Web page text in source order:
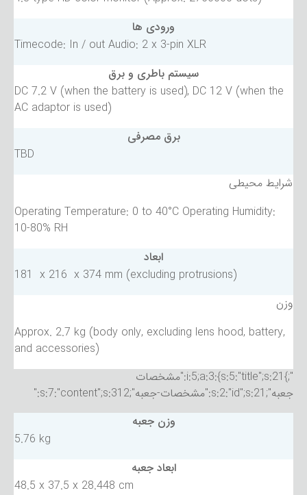
ورودی ها
Timecode: In / out Audio: 2 x 3-pin XLR
سیستم باطری و برق
DC 7.2 V (when the battery is used), DC 12 V (when the
AC adaptor is used)
برق مصرفی
TBD
شرایط محیطی
Operating Temperature: 0 to 40°C Operating Humidity:
10-80% RH
ابعاد
181 x 216 x 374 mm (excluding protrusions)
وزن
Approx. 2.7 kg (body only, excluding lens hood, battery,
and accessories)
";}i:5;a:3:{s:5:"title";s:21:"مشخصات
جعبه";s:2:"id";s:21:"مشخصات-جعبه";s:7:"content";s:312:"
وزن جعبه
5.76 kg
ابعاد جعبه
48.5 x 37.5 x 28.448 cm